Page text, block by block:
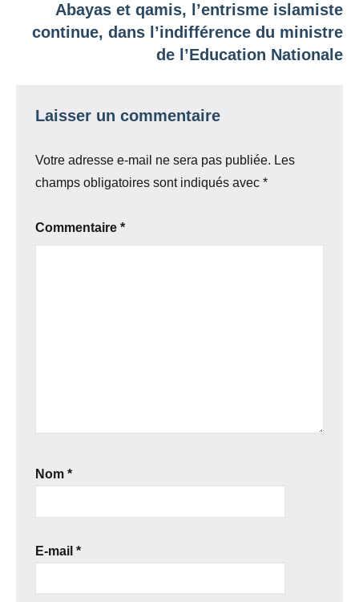
Abayas et qamis, l’entrisme islamiste
continue, dans l’indifférence du ministre
de l’Education Nationale
Laisser un commentaire
Votre adresse e-mail ne sera pas publiée. Les
champs obligatoires sont indiqués avec *
Commentaire *
Nom *
E-mail *